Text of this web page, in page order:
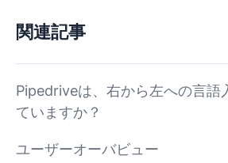
関連記事
Pipedriveは、右から左への言語
ていますか？
ユーザーオーバビュー